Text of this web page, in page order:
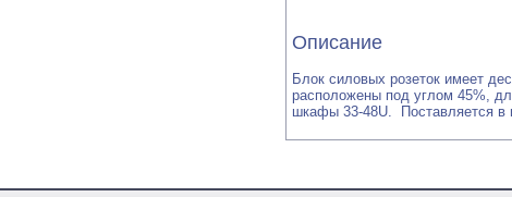
Описание
Блок силовых розеток имеет
расположены под углом 45%,
шкафы 33-48U. Поставляется в